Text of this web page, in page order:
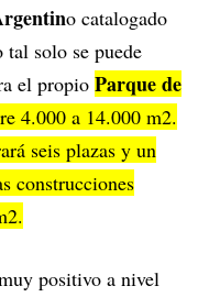
o catalogado
solo se puede
el propio Parque de
4.000 a 14.000 m2.
seis plazas y un
construcciones
positivo a nivel